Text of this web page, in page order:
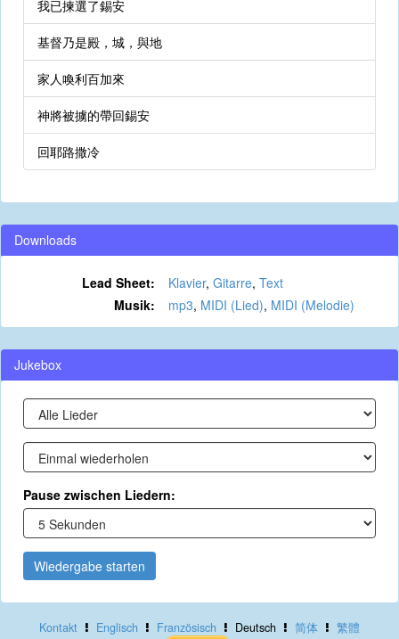
我已揀選了錫安
基督乃是殿，城，與地
家人喚利百加來
神將被擄的帶回錫安
回耶路撒冷
Downloads
Lead Sheet: Klavier, Gitarre, Text
Musik:
mp3, MIDI (Lied), MIDI (Melodie)
Jukebox
Pause zwischen Liedern:
Wiedergabe starten
Kontakt Englisch Französisch Deutsch 简体 繁體